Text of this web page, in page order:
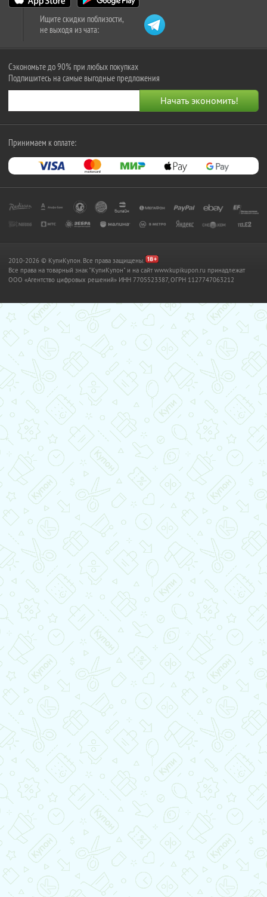
Ищите скидки поблизости,
не выходя из чата:
Сэкономьте до 90% при любых покупках
Подпишитесь на самые выгодные предложения
Принимаем к оплате:
2010-2026 © КупиКупон. Все права защищены.
Все права на товарный знак "КупиКупон" и на сайт www.kupikupon.ru принадлежат
OOO «Агентство цифровых решений» ИНН 7705523387, ОГРН 1127747063212